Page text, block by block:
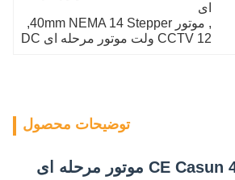
ای
, موتور 40mm NEMA 14 Stepper
,
CCTV 12 ولت موتور مرحله ای DC
توضیحات محصول
CE Casun 40mm NEMA 14 موتور مرحله ای